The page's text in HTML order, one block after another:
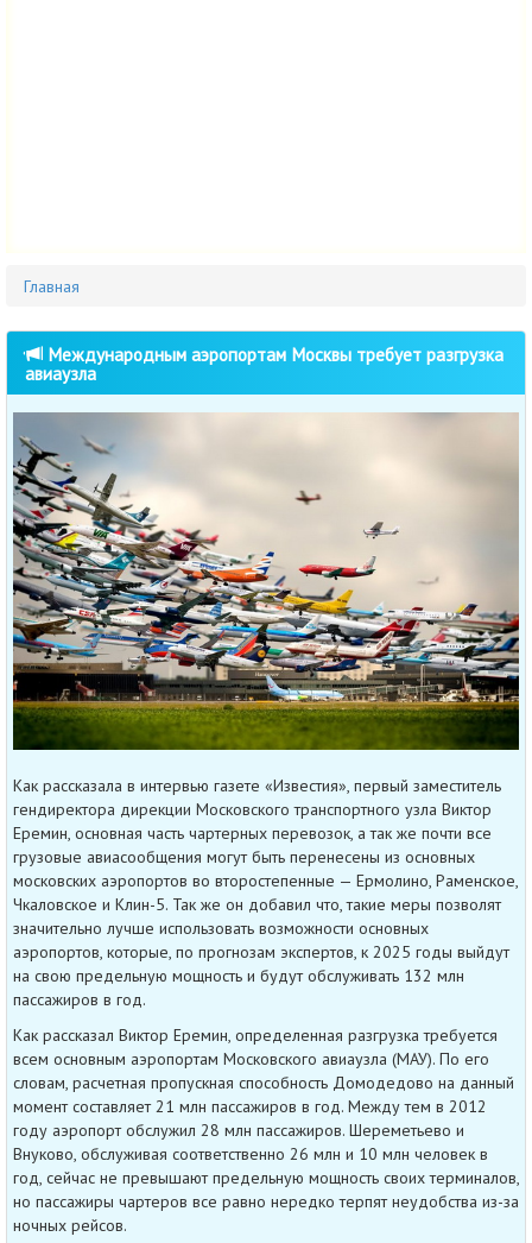
Главная
Международным аэропортам Москвы требует разгрузка
авиаузла
Как рассказала в интервью газете «Известия», первый заместитель
гендиректора дирекции Московского транспортного узла Виктор
Еремин, основная часть чартерных перевозок, а так же почти все
грузовые авиасообщения могут быть перенесены из основных
московских аэропортов во второстепенные — Ермолино, Раменское,
Чкаловское и Клин-5. Так же он добавил что, такие меры позволят
значительно лучше использовать возможности основных
аэропортов, которые, по прогнозам экспертов, к 2025 годы выйдут
на свою предельную мощность и будут обслуживать 132 млн
пассажиров в год.
Как рассказал Виктор Еремин, определенная разгрузка требуется
всем основным аэропортам Московского авиаузла (МАУ). По его
словам, расчетная пропускная способность Домодедово на данный
момент составляет 21 млн пассажиров в год. Между тем в 2012
году аэропорт обслужил 28 млн пассажиров. Шереметьево и
Внуково, обслуживая соответственно 26 млн и 10 млн человек в
год, сейчас не превышают предельную мощность своих терминалов,
но пассажиры чартеров все равно нередко терпят неудобства из-за
ночных рейсов.